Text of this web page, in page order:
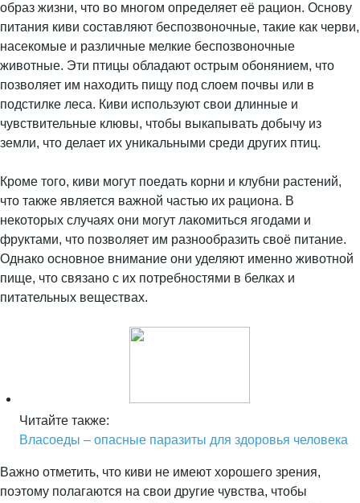
образ жизни, что во многом определяет её рацион. Основу
питания киви составляют беспозвоночные, такие как черви,
насекомые и различные мелкие беспозвоночные
животные. Эти птицы обладают острым обонянием, что
позволяет им находить пищу под слоем почвы или в
подстилке леса. Киви используют свои длинные и
чувствительные клювы, чтобы выкапывать добычу из
земли, что делает их уникальными среди других птиц.
Кроме того, киви могут поедать корни и клубни растений,
что также является важной частью их рациона. В
некоторых случаях они могут лакомиться ягодами и
фруктами, что позволяет им разнообразить своё питание.
Однако основное внимание они уделяют именно животной
пище, что связано с их потребностями в белках и
питательных веществах.
Читайте также:
Власоеды – опасные паразиты для здоровья человека
Важно отметить, что киви не имеют хорошего зрения,
поэтому полагаются на свои другие чувства, чтобы